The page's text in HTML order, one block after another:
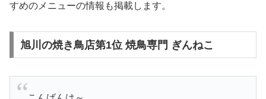
すめのメニューの情報も掲載します。
旭川の焼き鳥店第1位 焼鳥専門 ぎんねこ